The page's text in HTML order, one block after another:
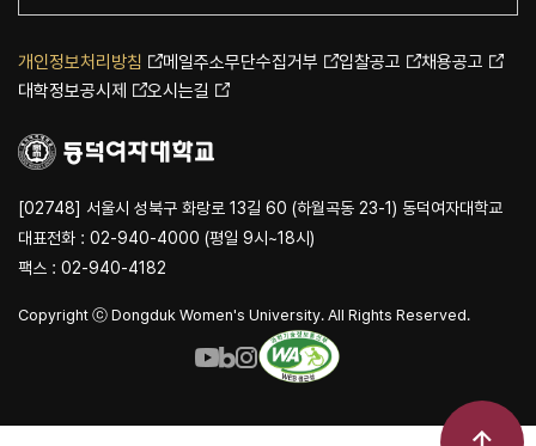
개인정보처리방침 메일주소무단수집거부 입찰공고
채용공고
대학정보공시제
오시는길
[02748] 서울시 성북구 화랑로 13길 60 (하월곡동 23-1) 동덕여자대학교
대표전화 : 02-940-4000 (평일 9시~18시)
팩스 : 02-940-4182
Copyright ⓒ Dongduk Women's University. All Rights Reserved.